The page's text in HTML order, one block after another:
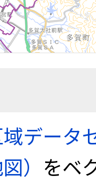
データ
） をベ